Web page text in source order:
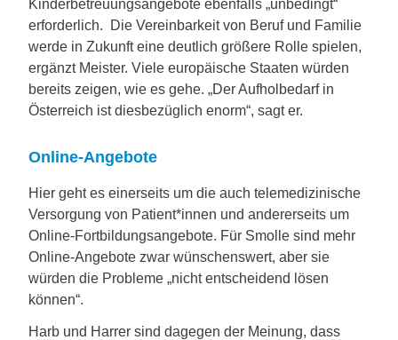
Kinderbetreuungsangebote ebenfalls „unbedingt“
erforderlich. Die Vereinbarkeit von Beruf und Familie
werde in Zukunft eine deutlich größere Rolle spielen,
ergänzt Meister. Viele europäische Staaten würden
bereits zeigen, wie es gehe. „Der Aufholbedarf in
Österreich ist diesbezüglich enorm“, sagt er.
Online-Angebote
Hier geht es einerseits um die auch telemedizinische
Versorgung von Patient*innen und andererseits um
Online-Fortbildungsangebote. Für Smolle sind mehr
Online-Angebote zwar wünschenswert, aber sie
würden die Probleme „nicht entscheidend lösen
können“.
Harb und Harrer sind dagegen der Meinung, dass